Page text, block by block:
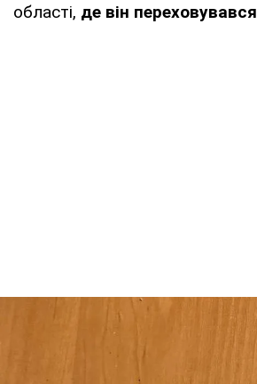
області, де він переховувався